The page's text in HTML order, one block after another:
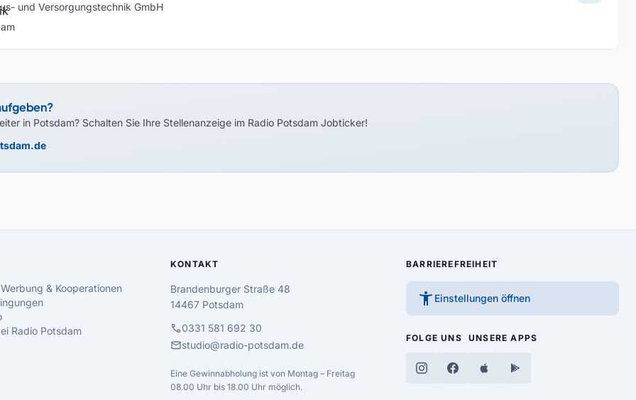
und Versorgungstechnik GmbH
in Potsdam? Schalten Sie Ihre Stellenanzeige im Radio Potsdam Jobticker!
& Kooperationen
Radio Potsdam
KONTAKT
Brandenburger Straße 48
14467 Potsdam
call0331 581 692 30
mailstudio@radio-potsdam.de
Eine Gewinnabholung ist von Montag – Freitag
08.00 Uhr bis 18.00 Uhr möglich.
BARRIEREFREIHEIT
accessibility_new Einstellungen öffnen
FOLGE UNS UNSERE APPS